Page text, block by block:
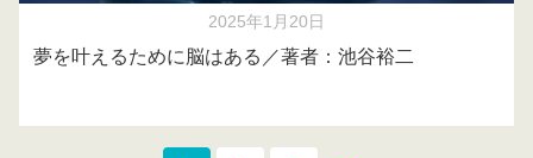
2025年1月20日
夢を叶えるために脳はある／著者：池谷裕二